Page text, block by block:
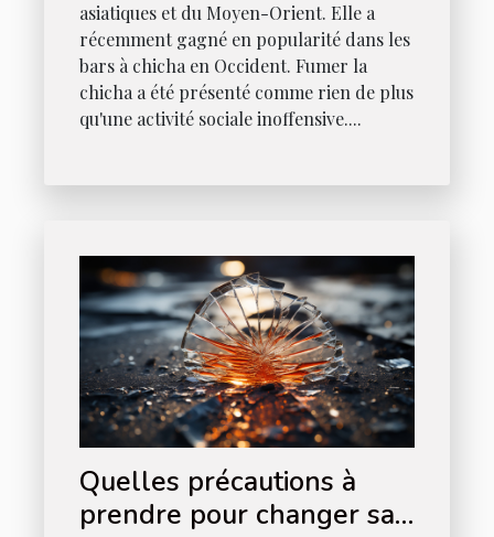
asiatiques et du Moyen-Orient. Elle a
récemment gagné en popularité dans les
bars à chicha en Occident. Fumer la
chicha a été présenté comme rien de plus
qu'une activité sociale inoffensive....
Quelles précautions à
prendre pour changer sa